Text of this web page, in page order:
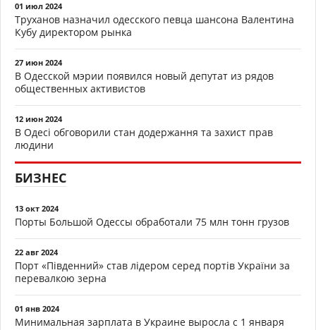
01 июл 2024
Труханов назначил одесского певца шансона Валентина
Кубу директором рынка
27 июн 2024
В Одесской мэрии появился новый депутат из рядов
общественных активистов
12 июн 2024
В Одесі обговорили стан додержання та захист прав
людини
БИЗНЕС
13 окт 2024
Порты Большой Одессы обработали 75 млн тонн грузов
22 авг 2024
Порт «Південний» став лідером серед портів України за
перевалкою зерна
01 янв 2024
Минимальная зарплата в Украине выросла с 1 января